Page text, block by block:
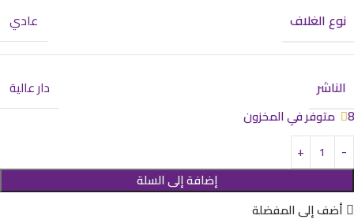
نوع الغلاف عادي
الناشر
دار عالية
8 متوفر في المخزون
إضافة إلى السلة
أضف إلى المفضلة